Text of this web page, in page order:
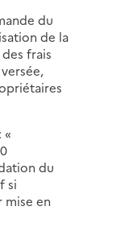
du
de la
frais
«
du
si
en